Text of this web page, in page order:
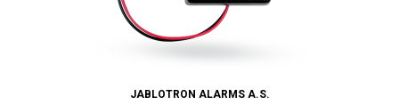
JABLOTRON ALARMS A.S.